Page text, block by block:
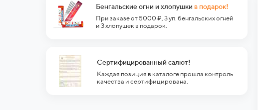
Бенгальские огни и хлопушки в подарок!
При заказе от 5000 ₽, 3 уп. бенгальских огней
и 3 хлопушек в подарок.
Сертифицированный салют!
Каждая позиция в каталоге прошла контроль
качества и сертифицирована.